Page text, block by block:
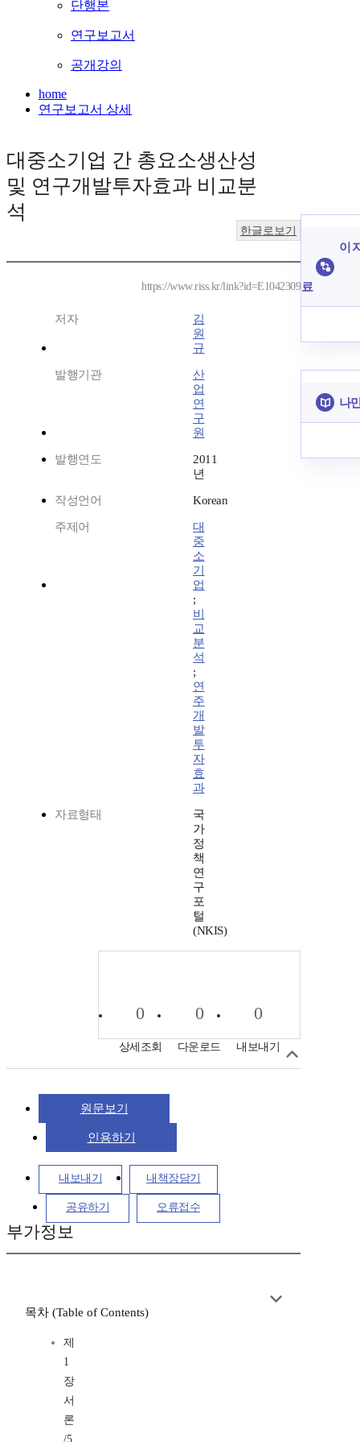
단행본
연구보고서
공개강의
home
연구보고서 상세
대중소기업 간 총요소생산성
및 연구개발투자효과 비교분
석
한글로보기
https://www.riss.kr/link?id=E1042309
저자
김
원
규
발행기관
산
업
연
구
원
발행연도
2011
년
작성언어 Korean
주제어
대
중
소
기
업
;
비
교
분
석
;
연
주
개
발
투
자
효
과
자료형태
국
가
정
책
연
구
포
털
(NKIS)
0
상세조회
0
다운로드
0
내보내기
원문보기
인용하기
내보내기 내책장담기
공유하기 오류접수
부가정보
목차 (Table of Contents)
제
1
장
서
론
/5
이
료
나